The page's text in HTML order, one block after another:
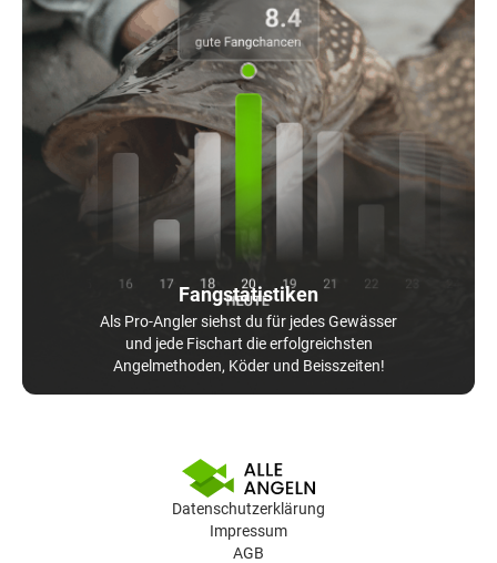
Fangstatistiken
Als Pro-Angler siehst du für jedes Gewässer
und jede Fischart die erfolgreichsten
Angelmethoden, Köder und Beisszeiten!
Datenschutzerklärung
Impressum
AGB